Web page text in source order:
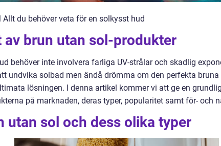
du behöver veta för en solkysst hud
av brun utan sol-produkter
behöver inte involvera farliga UV-strålar och skadlig
undvika solbad men ändå drömma om den perfekta bruna
lösningen. I denna artikel kommer vi att ge en
på marknaden, deras typer, popularitet samt för- och
utan sol och dess olika typer